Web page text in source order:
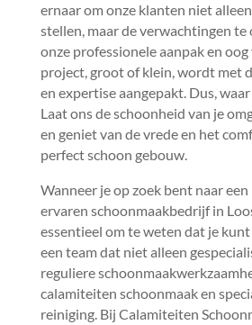
ernaar om onze klanten niet
stellen, maar de verwachtingen
onze professionele aanpak en
project, groot of klein, wordt met
en expertise aangepakt.​ Dus,
Laat ons de schoonheid van je
en geniet van de vrede en het
perfect schoon gebouw.​
Wanneer je op zoek bent naar
ervaren schoonmaakbedrijf in
essentieel om te weten dat je
een team dat niet alleen
reguliere
calamiteiten schoonmaak en
reiniging.​ Bij Calamiteiten